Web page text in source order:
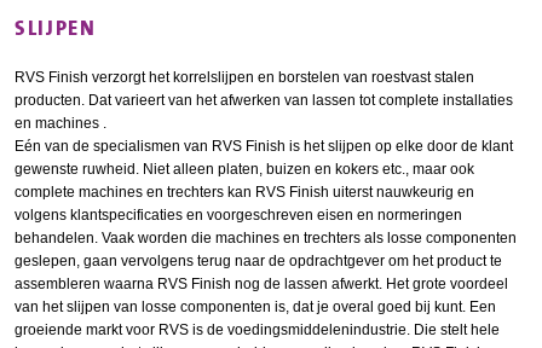
SLIJPEN
RVS Finish verzorgt het korrelslijpen en borstelen van roestvast stalen
producten. Dat varieert van het afwerken van lassen tot complete installaties
en machines .
Eén van de specialismen van RVS Finish is het slijpen op elke door de klant
gewenste ruwheid. Niet alleen platen, buizen en kokers etc., maar ook
complete machines en trechters kan RVS Finish uiterst nauwkeurig en
volgens klantspecificaties en voorgeschreven eisen en normeringen
behandelen. Vaak worden die machines en trechters als losse componenten
geslepen, gaan vervolgens terug naar de opdrachtgever om het product te
assembleren waarna RVS Finish nog de lassen afwerkt. Het grote voordeel
van het slijpen van losse componenten is, dat je overal goed bij kunt. Een
groeiende markt voor RVS is de voedingsmiddelenindustrie. Die stelt hele